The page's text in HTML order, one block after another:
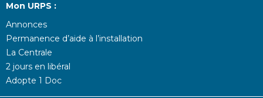
Mon URPS :
Annonces
Permanence d’aide à l’installation
La Centrale
2 jours en libéral
Adopte 1 Doc